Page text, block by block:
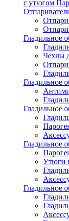
с утюгом
Гладильное
Чехлы
Гладильное
Гладильное
Гладильное
Утюги
Гладильное